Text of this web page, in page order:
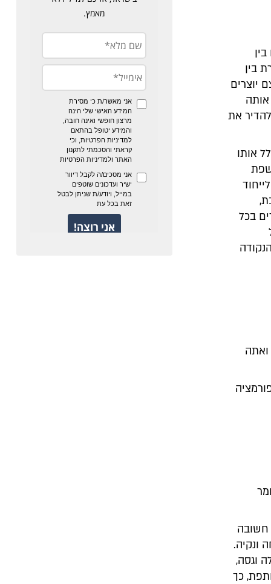
בין
יוצרים
את
אותו
בכל
ואתה
ונקיה.
וגסה,
כך